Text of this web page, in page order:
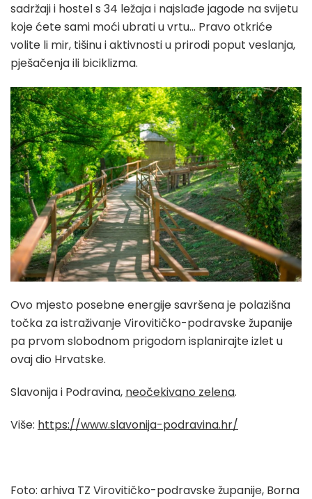
sadržaji i hostel s 34 ležaja i najslađe jagode na svijetu
koje ćete sami moći ubrati u vrtu… Pravo otkriće
volite li mir, tišinu i aktivnosti u prirodi poput veslanja,
pješačenja ili biciklizma.
Ovo mjesto posebne energije savršena je polazišna
točka za istraživanje Virovitičko-podravske županije
pa prvom slobodnom prigodom isplanirajte izlet u
ovaj dio Hrvatske.
Slavonija i Podravina, neočekivano zelena.
Više: https://www.slavonija-podravina.hr/
Foto: arhiva TZ Virovitičko-podravske županije, Borna